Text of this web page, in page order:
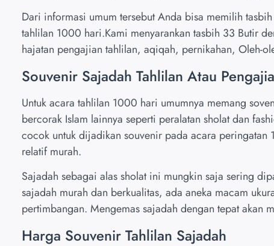
Dari informasi umum tersebut Anda bisa memilih
tahlilan 1000 hari.Kami menyarankan tasbih 33 Butir
hajatan pengajian tahlilan, aqiqah, pernikahan, Oleh-
Souvenir Sajadah Tahlilan Atau
Untuk acara tahlilan 1000 hari umumnya memang
bercorak Islam lainnya seperti peralatan sholat dan
cocok untuk dijadikan souvenir pada acara
relatif murah.
Sajadah sebagai alas sholat ini mungkin saja sering
sajadah murah dan berkualitas, ada aneka macam
pertimbangan. Mengemas sajadah dengan tepat akan
Harga Souvenir Tahlilan Sajadah